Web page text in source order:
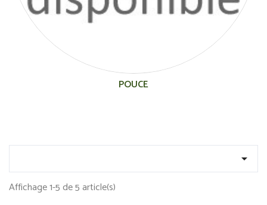
POUCE

Affichage 1-5 de 5 article(s)